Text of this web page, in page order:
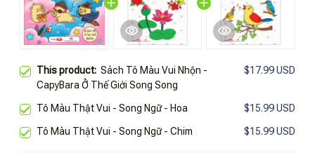
This product: Sách Tô Màu Vui Nhộn -
CapyBara Ở Thế Giới Song Song
$17.99 USD
Tô Màu Thật Vui - Song Ngữ - Hoa $15.99 USD
Tô Màu Thật Vui - Song Ngữ - Chim $15.99 USD